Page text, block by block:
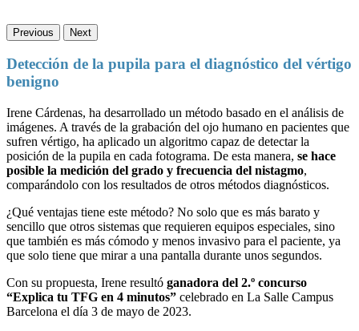
Previous Next
Detección de la pupila para el diagnóstico del vértigo
benigno
Irene Cárdenas, ha desarrollado un método basado en el análisis de
imágenes. A través de la grabación del ojo humano en pacientes que
sufren vértigo, ha aplicado un algoritmo capaz de detectar la
posición de la pupila en cada fotograma. De esta manera, se hace
posible la medición del grado y frecuencia del nistagmo,
comparándolo con los resultados de otros métodos diagnósticos.
¿Qué ventajas tiene este método? No solo que es más barato y
sencillo que otros sistemas que requieren equipos especiales, sino
que también es más cómodo y menos invasivo para el paciente, ya
que solo tiene que mirar a una pantalla durante unos segundos.
Con su propuesta, Irene resultó ganadora del 2.º concurso
“Explica tu TFG en 4 minutos” celebrado en La Salle Campus
Barcelona el día 3 de mayo de 2023.